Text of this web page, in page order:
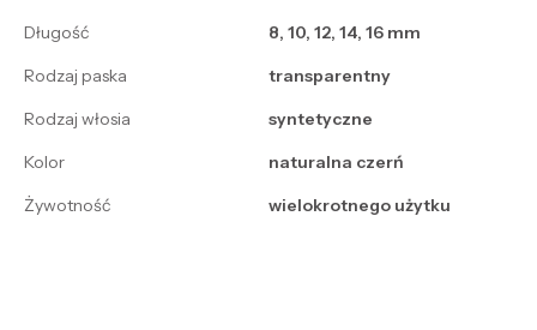
Długość
8, 10, 12, 14, 16 mm
Rodzaj paska
transparentny
Rodzaj włosia
syntetyczne
Kolor
naturalna czerń
Żywotność
wielokrotnego użytku